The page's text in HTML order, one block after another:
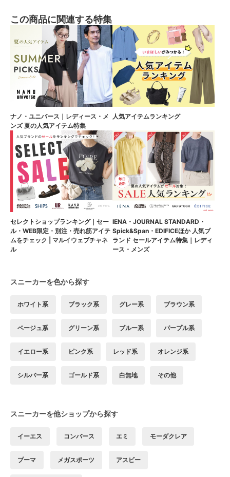
この商品に関連する特集
ナノ・ユニバース｜レディース・メ
ンズ 夏の人気アイテム特集
人気アイテムランキング
セレクトショップランキング｜セー
ル・WEB限定・別注・売れ筋アイテ
ムをチェック | マルイウェブチャネ
ル
IENA・JOURNAL STANDARD・
Spick&Span・EDIFICEほか 人気ブ
ランド セールアイテム特集｜レディ
ース・メンズ
スニーカーを色から探す
ホワイト系 ブラック系 グレー系 ブラウン系
ベージュ系 グリーン系 ブルー系 パープル系
イエロー系 ピンク系 レッド系 オレンジ系
シルバー系 ゴールド系 白無地 その他
スニーカーを他ショップから探す
イーエス コンバース エミ モーダクレア
プーマ メガスポーツ アスビー